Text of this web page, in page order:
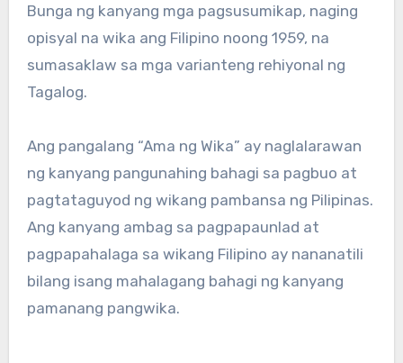
Bunga ng kanyang mga pagsusumikap, naging
opisyal na wika ang Filipino noong 1959, na
sumasaklaw sa mga varianteng rehiyonal ng
Tagalog.
Ang pangalang “Ama ng Wika” ay naglalarawan
ng kanyang pangunahing bahagi sa pagbuo at
pagtataguyod ng wikang pambansa ng Pilipinas.
Ang kanyang ambag sa pagpapaunlad at
pagpapahalaga sa wikang Filipino ay nananatili
bilang isang mahalagang bahagi ng kanyang
pamanang pangwika.